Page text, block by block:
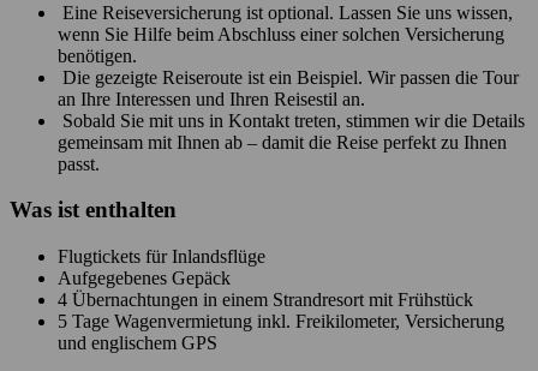
Eine Reiseversicherung ist optional. Lassen Sie uns wissen,
wenn Sie Hilfe beim Abschluss einer solchen Versicherung
benötigen.
Die gezeigte Reiseroute ist ein Beispiel. Wir passen die Tour
an Ihre Interessen und Ihren Reisestil an.
Sobald Sie mit uns in Kontakt treten, stimmen wir die Details
gemeinsam mit Ihnen ab – damit die Reise perfekt zu Ihnen
passt.
Was ist enthalten
Flugtickets für Inlandsflüge
Aufgegebenes Gepäck
4 Übernachtungen in einem Strandresort mit Frühstück
5 Tage Wagenvermietung inkl. Freikilometer, Versicherung
und englischem GPS